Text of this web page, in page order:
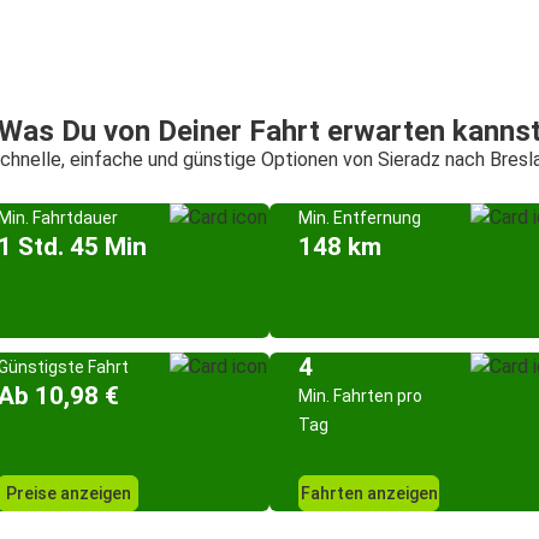
Du von Deiner Fahrt erwarten
einfache und günstige Optionen von Sieradz nach
Fahrtdauer
Std. 45 Min
Min. Entfernung
148 km
Fahrt
10,98 €
Preise anzeigen
4
Min. Fahrten pro
Tag
Fahrten anzeigen